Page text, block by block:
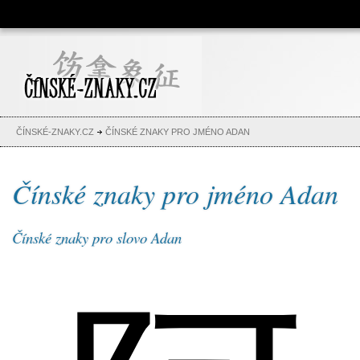
Čínské znaky, česko-čínský
slovník, abeceda, jména,
tetování
ČÍNSKÉ-ZNAKY.CZ ČÍNSKÉ ZNAKY PRO JMÉNO ADAN
Čínské znaky pro jméno Adan
Čínské znaky pro slovo Adan